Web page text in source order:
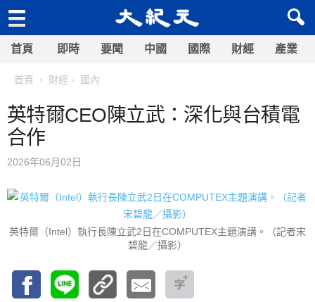
首頁 即時 要聞 中國 國際 財經 產業
首頁 財經 國內
英特爾CEO陳立武：深化與台積電
合作
2026年06月02日
英特爾（Intel）執行長陳立武2日在COMPUTEX主題演講。（記者宋
碧龍／攝影）